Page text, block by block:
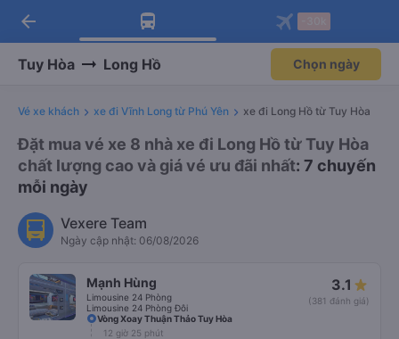
Tải app Vexere ngay!
Nhận ưu đãi thành viên độc
Mở app
Tải app Vexere
-30k/ghế khi đặt vé máy bay qua
Mở app
arrow_back
Tuy Hòa Long Hồ Chọn ngày
Vé xe khách xe đi Vĩnh Long từ Phú Yên xe đi Long Hồ từ Tuy Hòa
Đặt mua vé xe 8 nhà xe đi Long Hồ từ Tuy Hòa
chất lượng cao và giá vé ưu đãi nhất: 7 chuyến
mỗi ngày
Vexere Team
Ngày cập nhật: 06/08/2026
Mạnh Hùng
Limousine 24 Phòng
Limousine 24 Phòng Đôi
3.1
(381 đánh giá)
Vòng Xoay Thuận Thảo Tuy Hòa
12 giờ 25 phút